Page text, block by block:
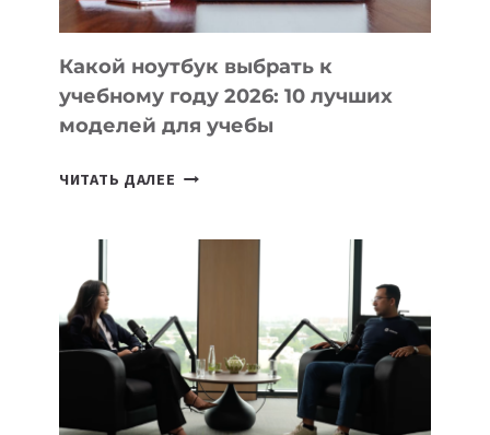
КОДА
Какой ноутбук выбрать к
учебному году 2026: 10 лучших
моделей для учебы
ЧИТАТЬ ДАЛЕЕ КАКОЙ
УЧЕБНОМУ
ГОДУ
2026:
10
ЛУЧШИХ
МОДЕЛЕЙ